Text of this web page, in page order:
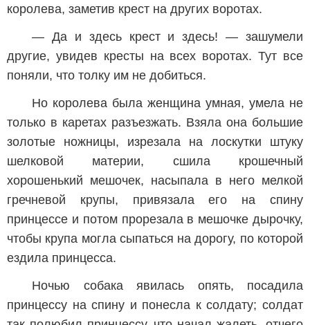
королева, заметив крест на других воротах.
— Да и здесь крест и здесь! — зашумели
другие, увидев кресты на всех воротах. Тут все
поняли, что толку им не добиться.
Но королева была женщина умная, умела не
только в каретах разъезжать. Взяла она большие
золотые ножницы, изрезала на лоскутки штуку
шелковой материи, сшила крошечный
хорошенький мешочек, насыпала в него мелкой
гречневой крупы, привязала его на спину
принцессе и потом прорезала в мешочке дырочку,
чтобы крупа могла сыпаться на дорогу, по которой
ездила принцесса.
Ночью собака явилась опять, посадила
принцессу на спину и понесла к солдату; солдат